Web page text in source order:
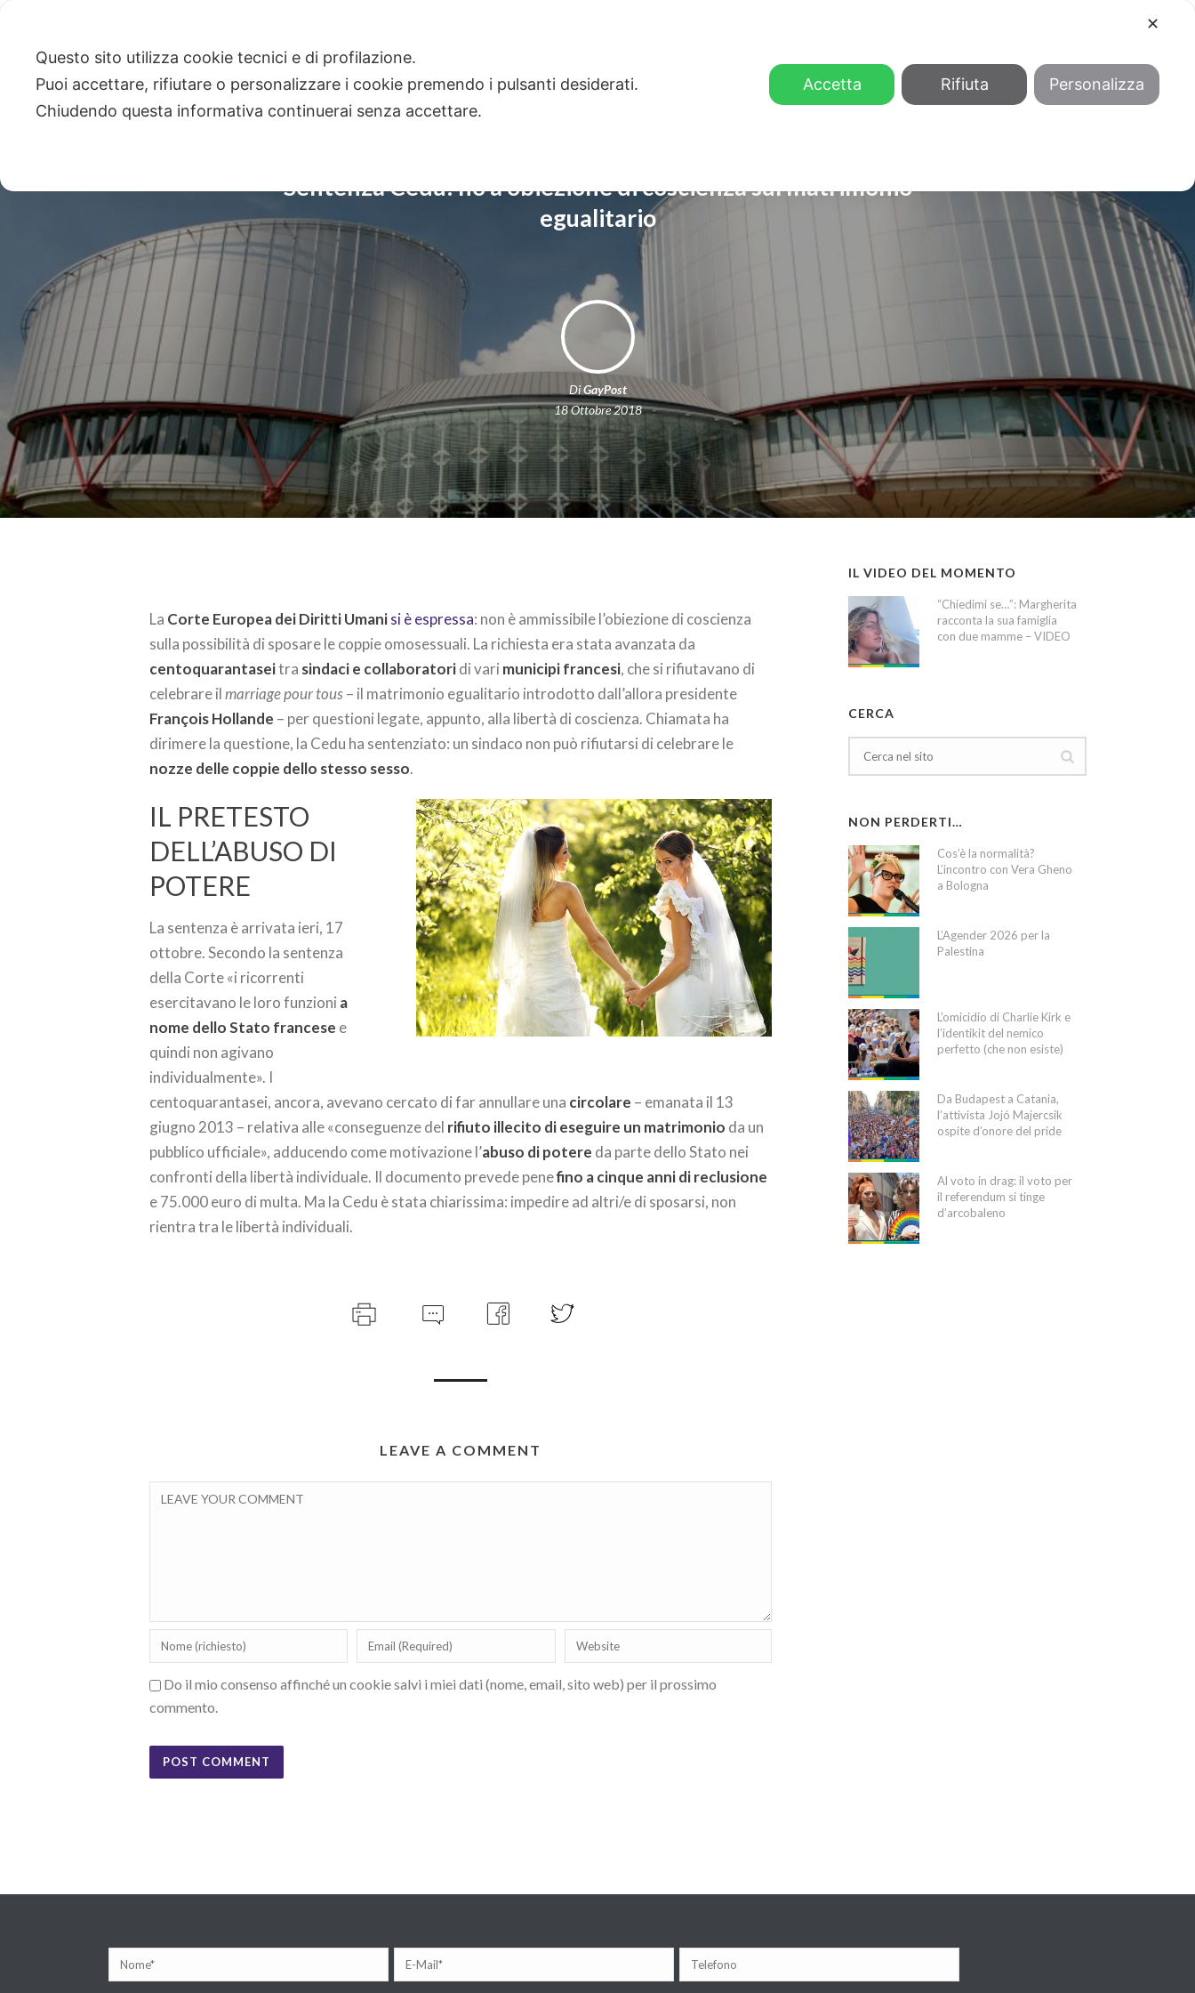
Sentenza Cedu: no a obiezione di coscienza sul matrimonio
egualitario
DiGayPost
18 Ottobre 2018
La Corte Europea dei Diritti Umanisi è espressa: non è ammissibile l’obiezione di coscienza
sulla possibilità di sposare le coppie omosessuali. La richiesta era stata avanzata da
centoquarantaseitra sindaci e collaboratoridi vari municipi francesi, che si rifiutavano di
celebrare ilmarriage pour tous– il matrimonio egualitario introdotto dall’allora presidente
François Hollande – per questioni legate, appunto, alla libertà di coscienza. Chiamata ha
dirimere la questione, la Cedu ha sentenziato: un sindaco non può rifiutarsi di celebrare le
nozze delle coppie dello stesso sesso.
IL PRETESTO
DELL’ABUSO DI
POTERE
La sentenza è arrivata ieri, 17
ottobre. Secondo la sentenza
della Corte «i ricorrenti
esercitavano le loro funzioni a
nome dello Stato francese e
quindi non agivano
individualmente». I
centoquarantasei, ancora, avevano cercato di far annullare una circolare – emanata il 13
giugno 2013 – relativa alle «conseguenze del rifiuto illecito di eseguire un matrimonio da un
pubblico ufficiale», adducendo come motivazione l’abuso di potere da parte dello Stato nei
confronti della libertà individuale. Il documento prevede penefino a cinque anni di reclusione
e 75.000 euro di multa. Ma la Cedu è stata chiarissima: impedire ad altri/e di sposarsi, non
rientra tra le libertà individuali.
LEAVE A COMMENT
Do il mio consenso affinché un cookie salvi i miei dati (nome, email, sito web) per il prossimo
commento.
IL VIDEO DEL MOMENTO
“Chiedimi se…”: Margherita
racconta la sua famiglia
con due mamme – VIDEO
CERCA
NON PERDERTI…
Cos’è la normalità?
L’incontro con Vera Gheno
a Bologna
L’Agender 2026 per la
Palestina
L’omicidio di Charlie Kirk e
l’identikit del nemico
perfetto (che non esiste)
Da Budapest a Catania,
l’attivista Jojó Majercsik
ospite d’onore del pride
Al voto in drag: il voto per
il referendum si tinge
d’arcobaleno
✕
Questo sito utilizza cookie tecnici e di profilazione.
Puoi accettare, rifiutare o personalizzare i cookie premendo i pulsanti desiderati.
Chiudendo questa informativa continuerai senza accettare.
Accetta Rifiuta Personalizza